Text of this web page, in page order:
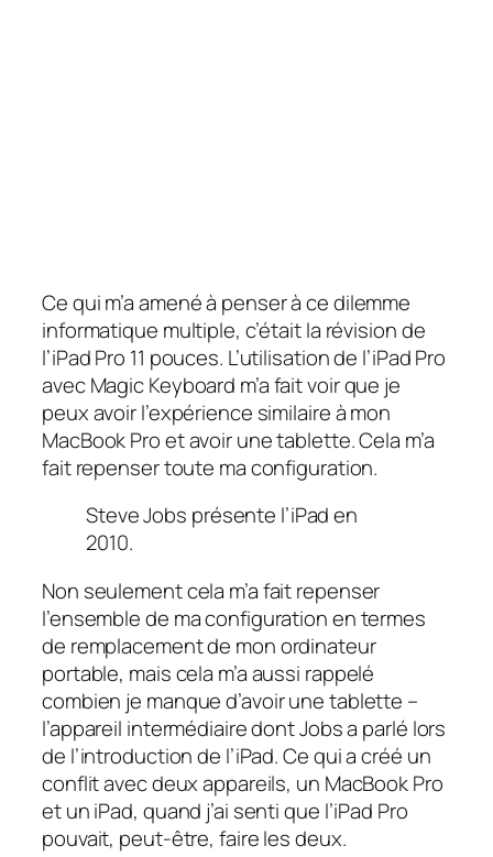
Ce qui m’a amené à penser à ce dilemme
informatique multiple, c’était la révision de
l’iPad Pro 11 pouces. L’utilisation de l’iPad Pro
avec Magic Keyboard m’a fait voir que je
peux avoir l’expérience similaire à mon
MacBook Pro et avoir une tablette. Cela m’a
fait repenser toute ma configuration.
Steve Jobs présente l’iPad en
2010.
Non seulement cela m’a fait repenser
l’ensemble de ma configuration en termes
de remplacement de mon ordinateur
portable, mais cela m’a aussi rappelé
combien je manque d’avoir une tablette –
l’appareil intermédiaire dont Jobs a parlé lors
de l’introduction de l’iPad. Ce qui a créé un
conflit avec deux appareils, un MacBook Pro
et un iPad, quand j’ai senti que l’iPad Pro
pouvait, peut-être, faire les deux.